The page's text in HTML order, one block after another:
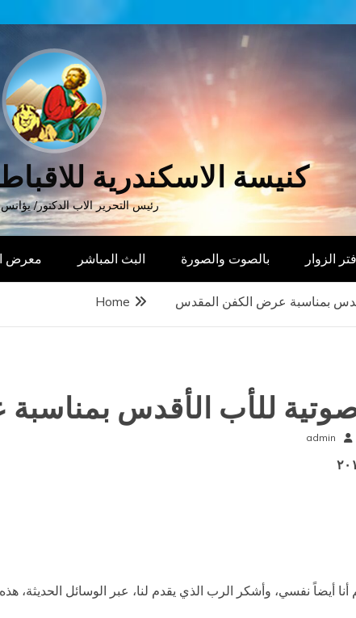
كنيسة الاسكندرية
رئيس التحرير الاب الدكتور/
الزوار بالصوت والصورة البث المباشر معرض
Home بمناسبة عرض الكفن المقدس
للأب الأقدس
admin
أيضاً نفسي، وأشكر الرب الذي يقدم لنا، عبر الوسائل الحديثة، هذه